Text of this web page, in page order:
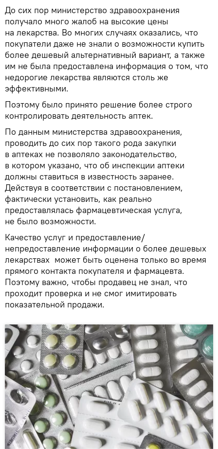
До сих пор министерство здравоохранения
получало много жалоб на высокие цены
на лекарства. Во многих случаях оказались, что
покупатели даже не знали о возможности купить
более дешевый альтернативный вариант, а также
им не была предоставлена информация о том, что
недорогие лекарства являются столь же
эффективными.
Поэтому было принято решение более строго
контролировать деятельность аптек.
По данным министерства здравоохранения,
проводить до сих пор такого рода закупки
в аптеках не позволяло законодательство,
в котором указано, что об инспекции аптеки
должны ставиться в известность заранее.
Действуя в соответствии с постановлением,
фактически установить, как реально
предоставлялась фармацевтическая услуга,
не было возможности.
Качество услуг и предоставление/
непредоставление информации о более дешевых
лекарствах может быть оценена только во время
прямого контакта покупателя и фармацевта.
Поэтому важно, чтобы продавец не знал, что
проходит проверка и не смог имитировать
показательной продажи.